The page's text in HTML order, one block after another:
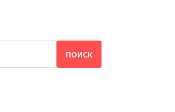
ПОИСК